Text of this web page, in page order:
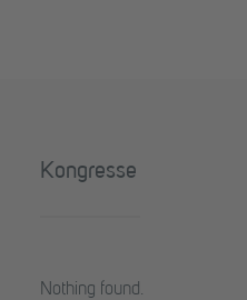
Kongresse
Nothing found.